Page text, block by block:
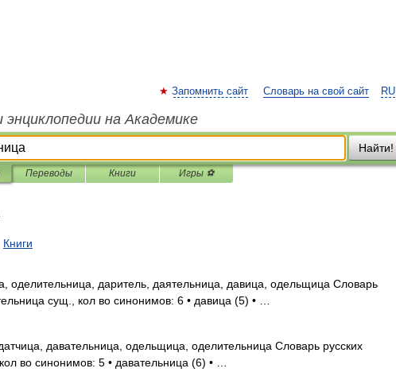
RU
Запомнить сайт Словарь на свой сайт
энциклопедии на Академике
Найти!
Переводы Книги Игры ⚽
Книги
оделительница, даритель, даятельница, давица, одельщица Словарь
сущ., кол во синонимов: 6 • давица (5) • …
давательница, одельщица, оделительница Словарь русских
во синонимов: 5 • давательница (6) • …